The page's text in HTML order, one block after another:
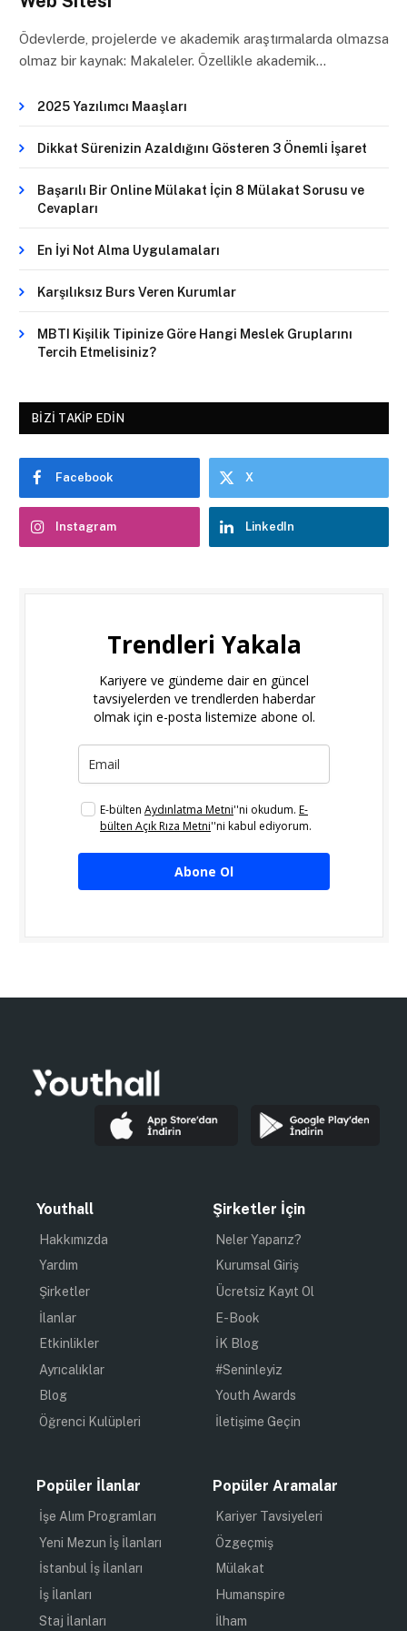
Ödevlerde, projelerde ve akademik araştırmalarda olmazsa
olmaz bir kaynak: Makaleler. Özellikle akademik…
2025 Yazılımcı Maaşları
Dikkat Sürenizin Azaldığını Gösteren 3 Önemli İşaret
Başarılı Bir Online Mülakat İçin 8 Mülakat Sorusu ve
Cevapları
En İyi Not Alma Uygulamaları
Karşılıksız Burs Veren Kurumlar
MBTI Kişilik Tipinize Göre Hangi Meslek Gruplarını
Tercih Etmelisiniz?
BIZI TAKIP EDIN
Facebook X
Instagram LinkedIn
Trendleri Yakala
Kariyere ve gündeme dair en güncel
tavsiyelerden ve trendlerden haberdar
olmak için e-posta listemize abone ol.
E-bülten Aydınlatma Metni''ni okudum. E-
bülten Açık Rıza Metni''ni kabul ediyorum.
Abone Ol
Youthall
Hakkımızda
Yardım
Şirketler
İlanlar
Etkinlikler
Ayrıcalıklar
Blog
Öğrenci Kulüpleri
Şirketler İçin
Neler Yaparız?
Kurumsal Giriş
Ücretsiz Kayıt Ol
E-Book
İK Blog
#Seninleyiz
Youth Awards
İletişime Geçin
Popüler İlanlar
İşe Alım Programları
Yeni Mezun İş İlanları
İstanbul İş İlanları
İş İlanları
Staj İlanları
Popüler Aramalar
Kariyer Tavsiyeleri
Özgeçmiş
Mülakat
Humanspire
İlham